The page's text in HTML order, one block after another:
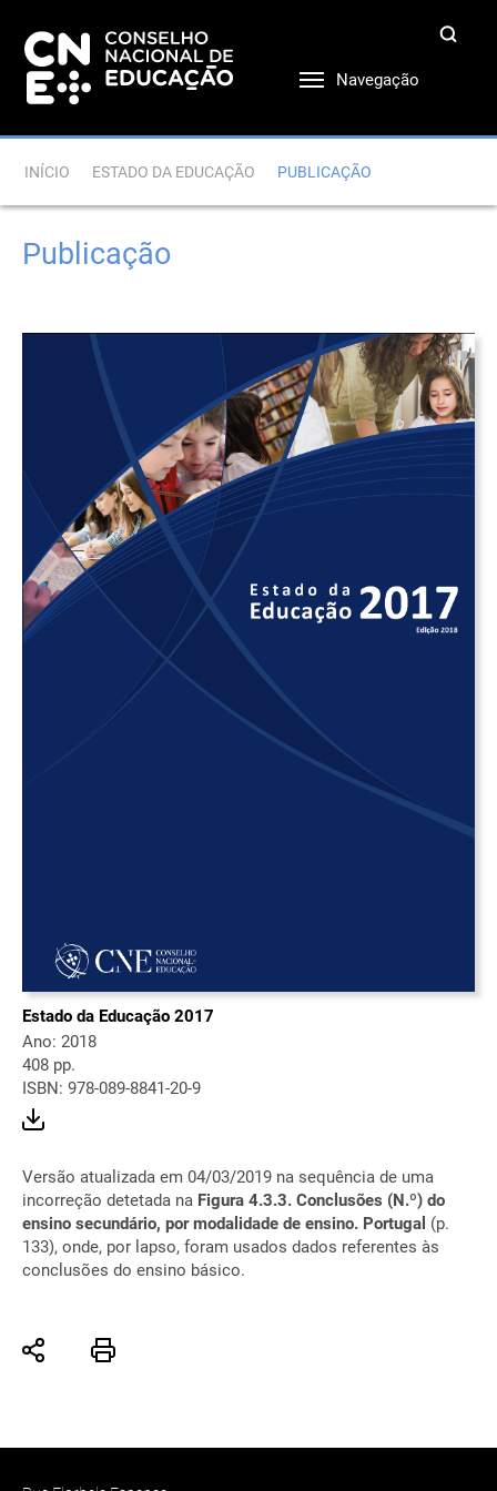
Navegação
INÍCIO ESTADO DA EDUCAÇÃO PUBLICAÇÃO
Publicação
Estado da Educação 2017
Ano: 2018
408 pp.
ISBN: 978-089-8841-20-9
Versão atualizada em 04/03/2019 na sequência de uma
incorreção detetada na Figura 4.3.3. Conclusões (N.º) do
ensino secundário, por modalidade de ensino. Portugal (p.
133), onde, por lapso, foram usados dados referentes às
conclusões do ensino básico.